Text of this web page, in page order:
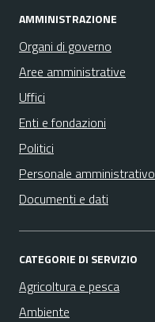
AMMINISTRAZIONE
Organi di governo
Aree amministrative
Uffici
Enti e fondazioni
Politici
Personale amministrativo
Documenti e dati
CATEGORIE DI SERVIZIO
Agricoltura e pesca
Ambiente